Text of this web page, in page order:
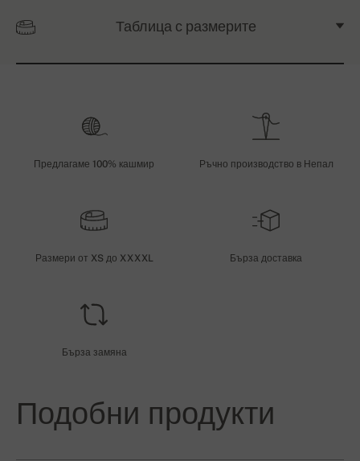
Таблица с размерите
Предлагаме 100% кашмир Ръчно производство в Непал
Размери от XS до XXXXL Бърза доставка
Бърза замяна
Подобни продукти